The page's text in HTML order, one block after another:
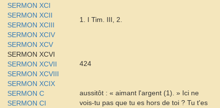
SERMON XCI
SERMON XCII
SERMON XCIII
SERMON XCIV
SERMON XCV
SERMON XCVI
SERMON XCVII
SERMON XCVIII
SERMON XCIX
SERMON C
SERMON CI
1. I Tim. III, 2.
424
aussitôt : « aimant l'argent (1). » Ici ne
vois-tu pas que tu es hors de toi ? Tu t'es